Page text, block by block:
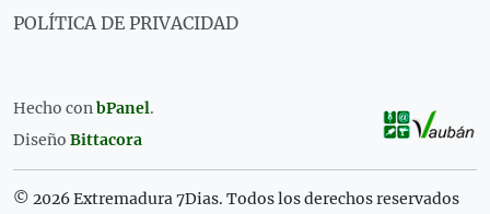
POLÍTICA DE PRIVACIDAD
Hecho conbPanel.
Diseño Bittacora
© 2026 Extremadura 7Dias. Todos los derechos reservados